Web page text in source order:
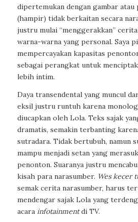
dipertemukan dengan gambar atau
(hampir) tidak berkaitan secara
justru mulai “menggerakkan”
warna-warna yang personal. Saya
mempercayakan kapasitas
sebagai perangkat untuk
lebih intim.
Daya transendental yang muncul
eksil justru runtuh karena
diucapkan oleh Lola. Teks sajak
dramatis, semakin terbanting
sutradara. Tidak bertubuh, namun
mampu menjadi setan yang
penonton. Suaranya justru
kisah para narasumber. Wes kecer
semak cerita narasumber, harus
mendengar sajak Lola yang
acara infotainmentdi TV.